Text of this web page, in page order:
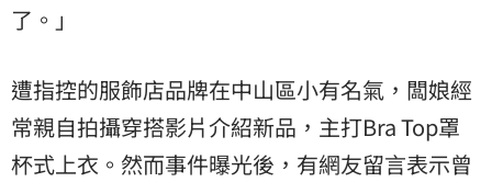
了。」
遭指控的服飾店品牌在中山區小有名氣，闆娘經
常親自拍攝穿搭影片介紹新品，主打Bra Top罩
杯式上衣。然而事件曝光後，有網友留言表示曾